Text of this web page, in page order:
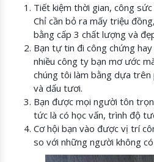
Tiết kiệm thời gian, công
Chỉ cần bỏ ra mấy triệu
bằng cấp 3 chất lượng và
Bạn tự tin đi công chứng
nhiều công ty bạn mơ ước
chúng tôi làm bằng dựa
và dấu tươi.
Bạn được mọi người tôn
tức là có học vấn, trình độ
Cơ hội bạn vào được vị trí
so với những người không